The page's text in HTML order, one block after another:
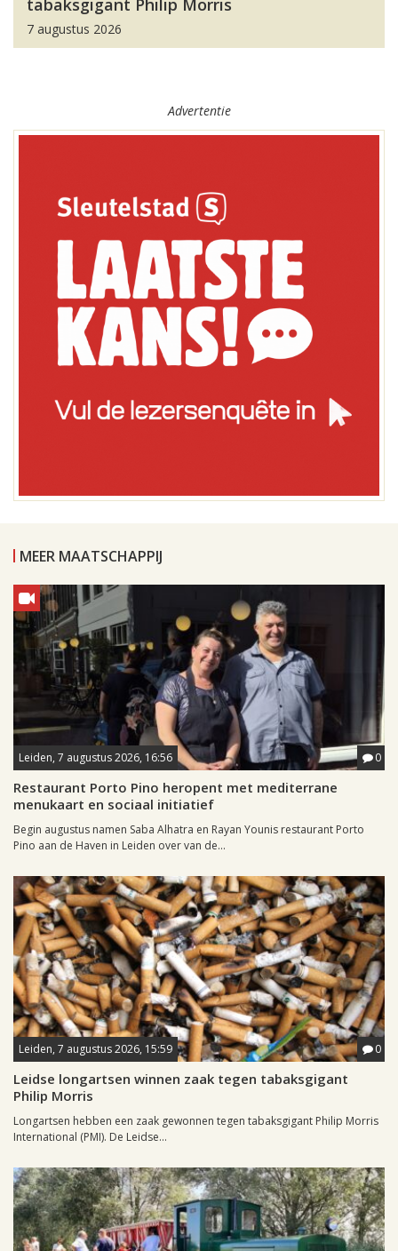
tabaksgigant Philip Morris
7 augustus 2026
Advertentie
MEER MAATSCHAPPIJ
Leiden, 7 augustus 2026, 16:56 0
Restaurant Porto Pino heropent met mediterrane
menukaart en sociaal initiatief
Begin augustus namen Saba Alhatra en Rayan Younis restaurant Porto
Pino aan de Haven in Leiden over van de...
Leiden, 7 augustus 2026, 15:59 0
Leidse longartsen winnen zaak tegen tabaksgigant
Philip Morris
Longartsen hebben een zaak gewonnen tegen tabaksgigant Philip Morris
International (PMI). De Leidse...